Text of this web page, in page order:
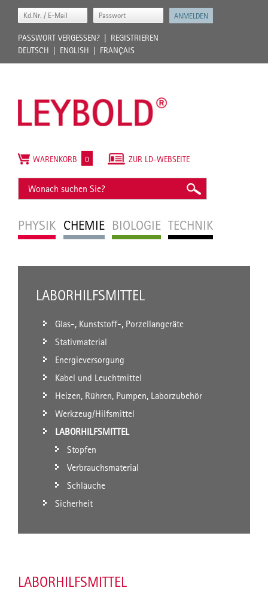
PASSWORT VERGESSEN?
REGISTRIEREN
DEUTSCH
ENGLISH FRANÇAIS
PHYSIK CHEMIE BIOLOGIE TECHNIK
ZUR LD-WEBSEITE
WARENKORB 0
LABORHILFSMITTEL
Glas-, Kunststoff-, Porzellangeräte
Stativmaterial
Energieversorgung
Kabel und Leuchtmittel
Heizen, Rühren, Pumpen, Laborzubehör
Werkzeug/Hilfsmittel
LABORHILFSMITTEL
Stopfen
Verbrauchsmaterial
Schläuche
Sicherheit
LABORHILFSMITTEL